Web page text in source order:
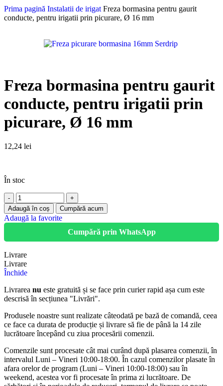
Prima pagină Instalatii de irigat Freza bormasina pentru gaurit
conducte, pentru irigatii prin picurare, Ø 16 mm
Freza bormasina pentru gaurit
conducte, pentru irigatii prin
picurare, Ø 16 mm
12,24 lei
În stoc
Adaugă în coș Cumpără acum
Adaugă la favorite
Cumpără prin WhatsApp
Livrare
Livrare
Închide
Livrarea nu este gratuită și se face prin curier rapid așa cum este
descrisă în secțiunea "Livrări".
Produsele noastre sunt realizate câteodată pe bază de comandă, ceea
ce face ca durata de producție și livrare să fie de până la 14 zile
lucrătoare începând cu ziua procesării comenzii.
Comenzile sunt procesate cât mai curând după plasarea comenzii, în
intervalul Luni – Vineri 10:00-18:00. În cazul comenzilor plasate în
afara orelor de program (Luni – Vineri 10:00-18:00) sau în
weekend, acestea vor fi procesate în prima zi lucrătoare. De